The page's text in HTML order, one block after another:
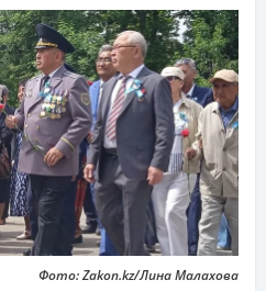
Фото: Zakon.kz/Лина Малахова